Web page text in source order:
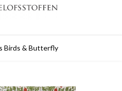
Birds & Butterfly